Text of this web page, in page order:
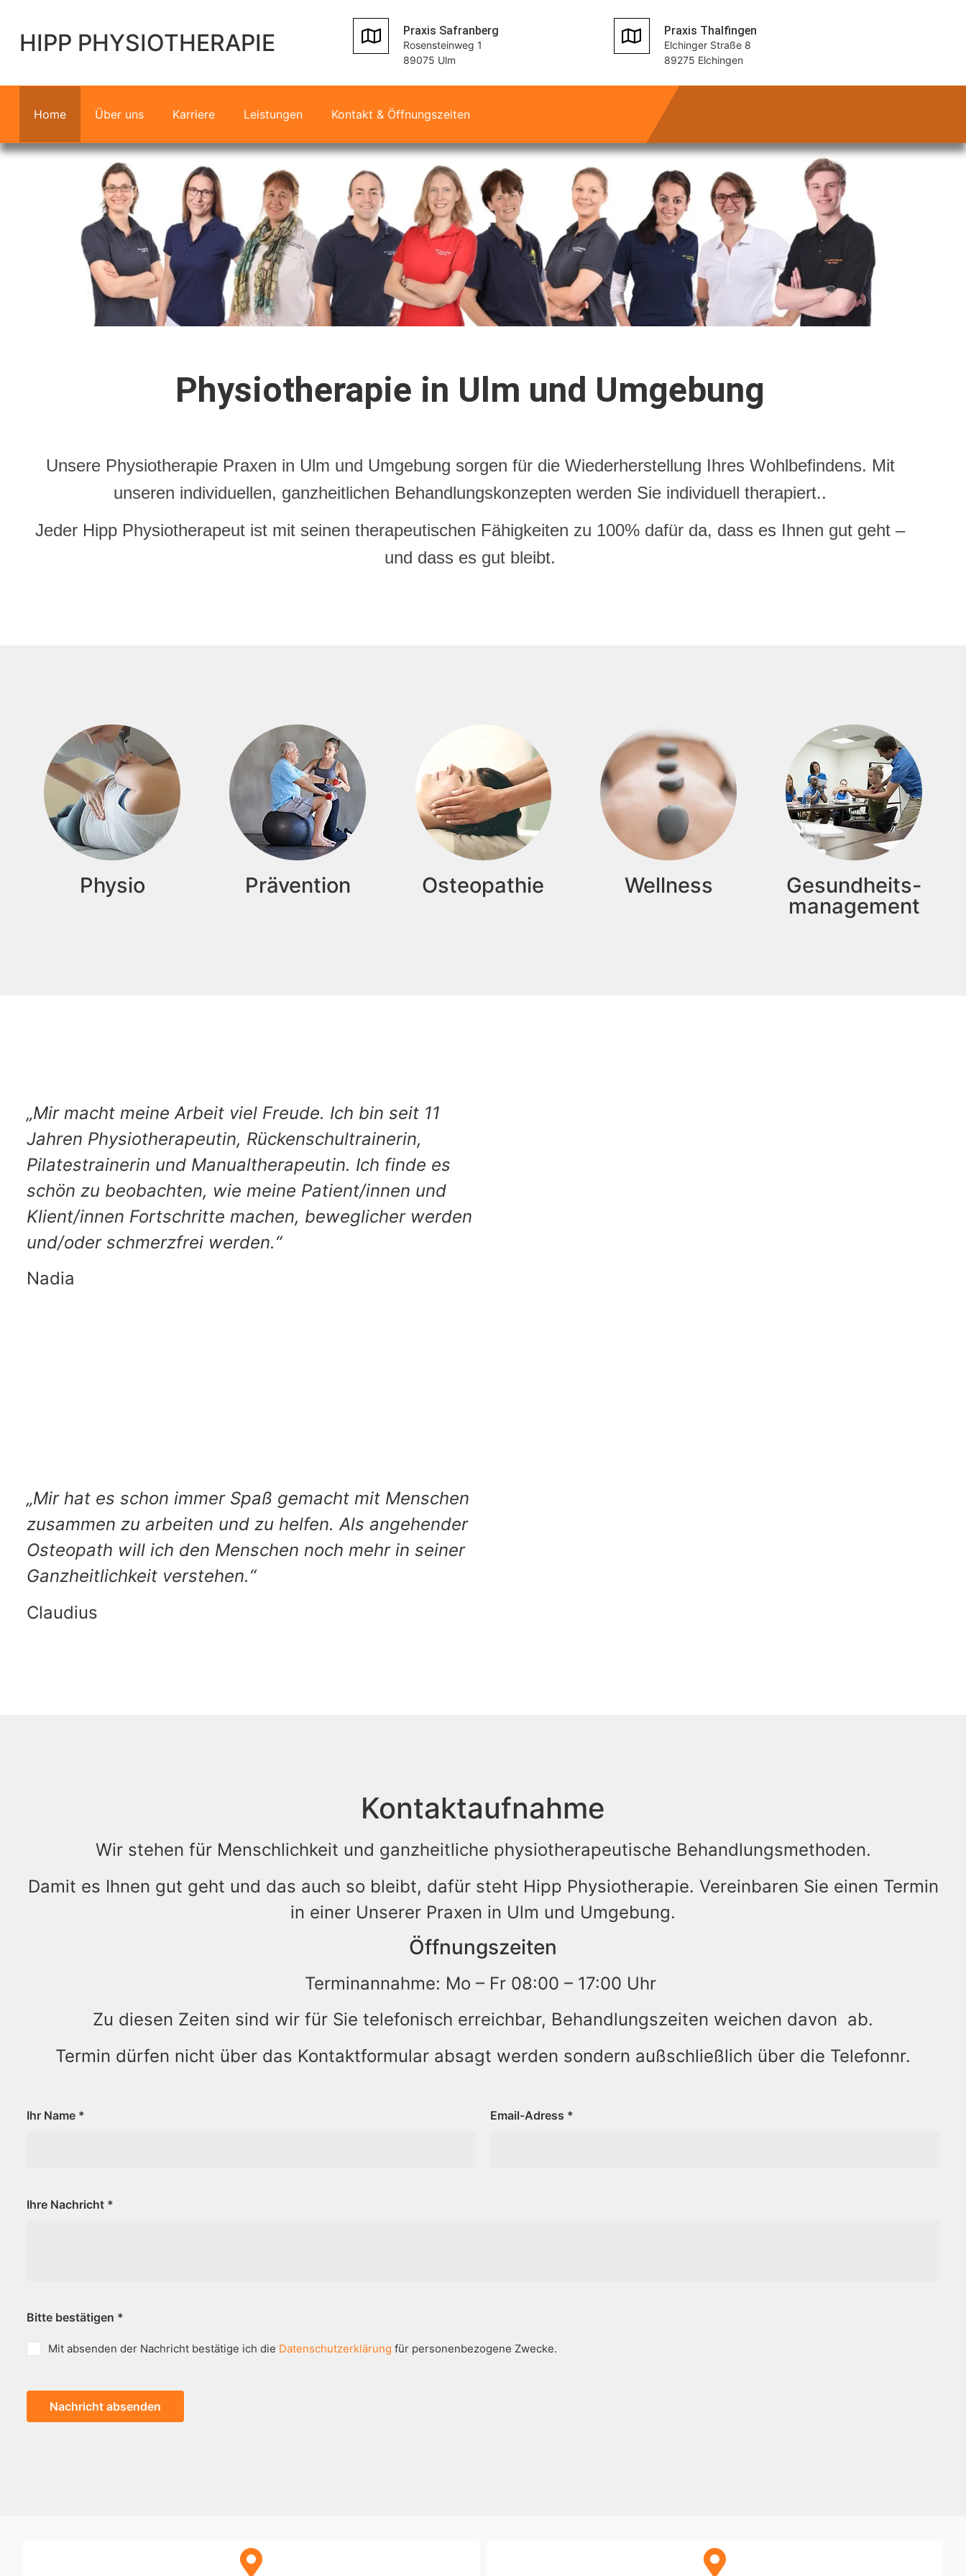
HIPP PHYSIOTHERAPIE Praxis Safranberg
Rosensteinweg 1
89075 Ulm
Praxis Thalfingen
Elchinger Straße 8
89275 Elchingen
Home Über uns Karriere Leistungen Kontakt & Öffnungszeiten
Physiotherapie in Ulm und Umgebung
Unsere Physiotherapie Praxen in Ulm und Umgebung sorgen für die Wiederherstellung Ihres Wohlbefindens. Mit
unseren individuellen, ganzheitlichen Behandlungskonzepten werden Sie individuell therapiert..
Jeder Hipp Physiotherapeut ist mit seinen therapeutischen Fähigkeiten zu 100% dafür da, dass es Ihnen gut geht –
und dass es gut bleibt.
Physio Prävention Osteopathie Wellness
Gesundheits-
management
„Mir macht meine Arbeit viel Freude. Ich bin seit 11
Jahren Physiotherapeutin, Rückenschultrainerin,
Pilatestrainerin und Manualtherapeutin. Ich finde es
schön zu beobachten, wie meine Patient/innen und
Klient/innen Fortschritte machen, beweglicher werden
und/oder schmerzfrei werden.“
Nadia
„Mir hat es schon immer Spaß gemacht mit Menschen
zusammen zu arbeiten und zu helfen. Als angehender
Osteopath will ich den Menschen noch mehr in seiner
Ganzheitlichkeit verstehen.“
Claudius
Kontaktaufnahme
Wir stehen für Menschlichkeit und ganzheitliche physiotherapeutische Behandlungsmethoden.
Damit es Ihnen gut geht und das auch so bleibt, dafür steht Hipp Physiotherapie. Vereinbaren Sie einen Termin
in einer Unserer Praxen in Ulm und Umgebung.
Öffnungszeiten
Terminannahme: Mo – Fr 08:00 – 17:00 Uhr
Zu diesen Zeiten sind wir für Sie telefonisch erreichbar, Behandlungszeiten weichen davon ab.
Termin dürfen nicht über das Kontaktformular absagt werden sondern außschließlich über die Telefonnr.
Ihr Name * Email-Adress *
Ihre Nachricht *
Bitte bestätigen *
Mit absenden der Nachricht bestätige ich die Datenschutzerklärung für personenbezogene Zwecke.
Nachricht absenden